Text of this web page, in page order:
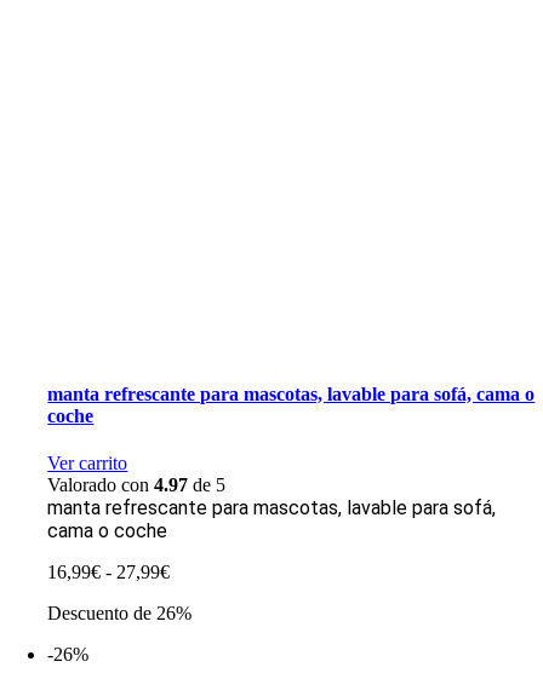
manta refrescante para mascotas, lavable para sofá, cama o
coche
Ver carrito
Valorado con4.97 de 5
manta refrescante para mascotas, lavable para sofá,
cama o coche
16,99€ - 27,99€Rango
precios:
Descuento de 26%
-26%